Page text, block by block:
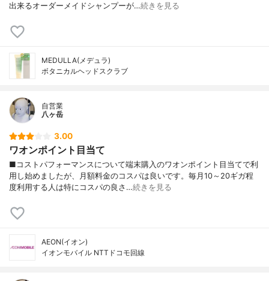
出来るオーダーメイドシャンプーが…続きを見る
MEDULLA(メデュラ)
ボタニカルヘッドスクラブ
自営業
八ヶ岳
3.00
ワオンポイント目当て
■コストパフォーマンスについて端末購入のワオンポイント目当てで利
用し始めましたが、月額料金のコスパは良いです。毎月10～20ギガ程
度利用する人は特にコスパの良さ…続きを見る
AEON(イオン)
イオンモバイル NTTドコモ回線